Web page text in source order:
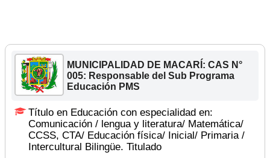
MUNICIPALIDAD DE MACARÍ: CAS N°
005: Responsable del Sub Programa
Educación PMS
Título en Educación con especialidad en:
Comunicación / lengua y literatura/ Matemática/
CCSS, CTA/ Educación física/ Inicial/ Primaria /
Intercultural Bilingüe. Titulado